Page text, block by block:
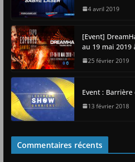
4 avril 2019
[Event]
au 19 mai 2019
25 février 2019
Event :
13 février 2018
Commentaires récents